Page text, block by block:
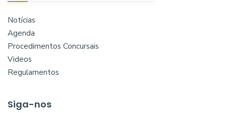
Notícias
Agenda
Procedimentos Concursais
Videos
Regulamentos
Siga-nos